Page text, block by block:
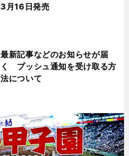
3月16日発売
最新記事などのお知らせが届
く プッシュ通知を受け取る方
法について